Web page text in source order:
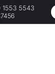
1553 5543